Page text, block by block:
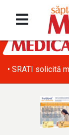
• SRATI solicită